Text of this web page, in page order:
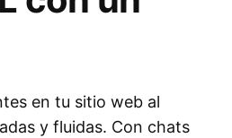
en tu sitio web al
y fluidas. Con chats